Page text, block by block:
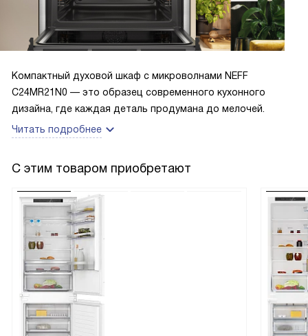
Компактный духовой шкаф с микроволнами NEFF
C24MR21N0 — это образец современного кухонного
дизайна, где каждая деталь продумана до мелочей.
Читать подробнее
С этим товаром приобретают